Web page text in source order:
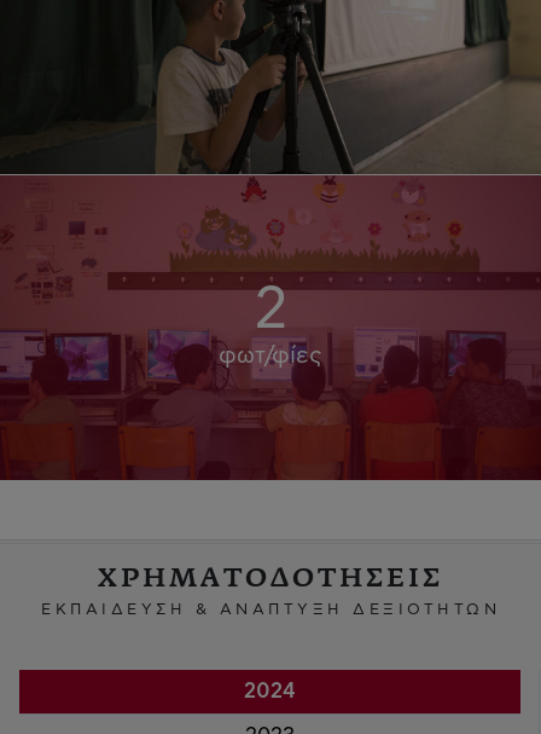
2
φωτ/φίες
ΧΡΗΜΑΤΟΔΟΤΗΣΕΙΣ
ΕΚΠΑΙΔΕΥΣΗ & ΑΝΑΠΤΥΞΗ ΔΕΞΙΟΤΗΤΩΝ
2024